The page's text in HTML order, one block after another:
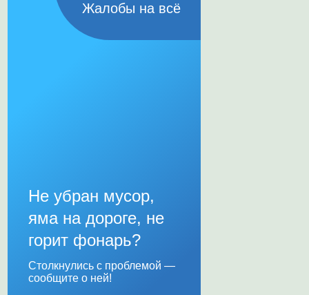
Жалобы на всё
Не убран мусор,
яма на дороге, не
горит фонарь?
Столкнулись с проблемой —
сообщите о ней!